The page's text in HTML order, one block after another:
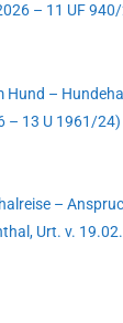
– 11 UF
Hund –
– 13 U 1961/24)
–
Urt. v.